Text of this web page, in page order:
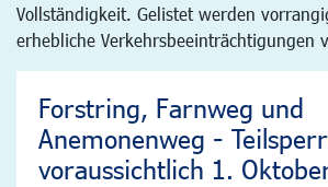
Vollständigkeit. Gelistet werden
erhebliche Verkehrsbeeinträchtigungen
Forstring, Farnweg und
Anemonenweg -
voraussichtlich 1.